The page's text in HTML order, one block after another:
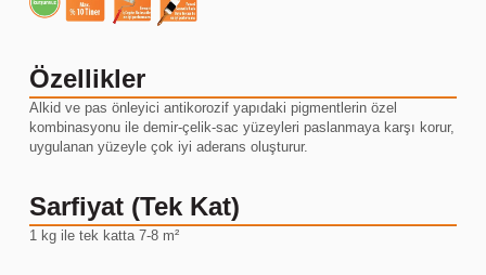
Özellikler
Alkid ve pas önleyici antikorozif yapıdaki pigmentlerin özel
kombinasyonu ile demir-çelik-sac yüzeyleri paslanmaya karşı korur,
uygulanan yüzeyle çok iyi aderans oluşturur.
Sarfiyat (Tek Kat)
1 kg ile tek katta 7-8 m²